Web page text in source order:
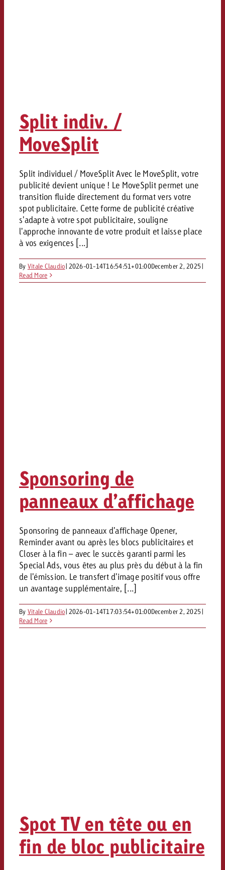
Split indiv. /
MoveSplit
Split individuel / MoveSplit Avec le MoveSplit, votre
publicité devient unique ! Le MoveSplit permet une
transition fluide directement du format vers votre
spot publicitaire. Cette forme de publicité créative
s'adapte à votre spot publicitaire, souligne
l'approche innovante de votre produit et laisse place
à vos exigences [...]
By Vitale Claudio| 2026-01-14T16:54:51+01:00December 2, 2025|
Read More
Sponsoring de
panneaux d’affichage
Sponsoring de panneaux d'affichage Opener,
Reminder avant ou après les blocs publicitaires et
Closer à la fin – avec le succès garanti parmi les
Special Ads, vous êtes au plus près du début à la fin
de l'émission. Le transfert d'image positif vous offre
un avantage supplémentaire, [...]
By Vitale Claudio| 2026-01-14T17:03:54+01:00December 2, 2025|
Read More
Spot TV en tête ou en
fin de bloc publicitaire